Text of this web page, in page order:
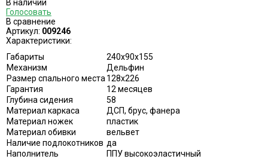
В наличии
Голосовать
В сравнение
Артикул: 009246
Характеристики:
Габариты
240х90х155
Механизм
Дельфин
Размер спального места 128х226
Гарантия
12 месяцев
Глубина сидения
58
Материал каркаса
ДСП, брус, фанера
Материал ножек
пластик
Материал обивки
вельвет
Наличие подлокотников да
Наполнитель
ППУ высокоэластичный